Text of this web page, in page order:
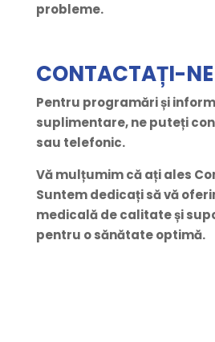
probleme.
CONTACTAȚI-
Pentru programări și
suplimentare, ne puteți
sau telefonic.
Vă mulțumim că ați ales
Suntem dedicați să vă
medicală de calitate și
pentru o sănătate optimă.